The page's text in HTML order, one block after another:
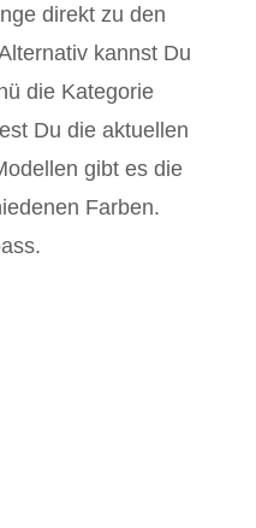
direkt zu den
kannst Du
die Kategorie
Du die aktuellen
gibt es die
Farben.